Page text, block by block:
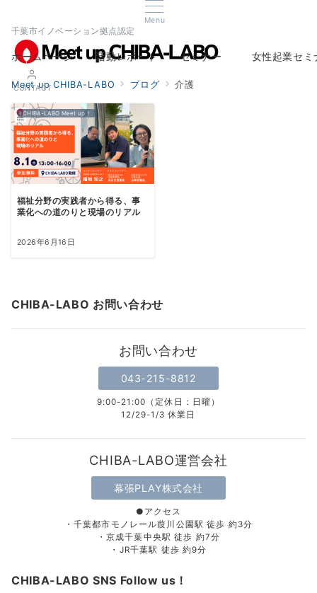
Menu
千葉市イノベーション拠点認定
CONTACT
ホームページ
Home
活動レポート セミナー 女性起業セミ
Meet up CHIBA-LABO ブログ 介護
CHIBA-LABO Meet up！
福祉分野の実践者から得る、事
業化への道のりと現場のリアル
2026年6月16日
CHIBA-LABO お問い合わせ
お問い合わせ
043-215-8812
9:00-21:00（定休日：日曜）
12/29-1/3 休業日
CHIBA-LABO運営会社
幕張PLAY株式会社
●アクセス
・千葉都市モノレール葭川公園駅 徒歩 約3分
・京成千葉中央駅 徒歩 約7分
・JR千葉駅 徒歩 約9分
CHIBA-LABO SNS Follow us！